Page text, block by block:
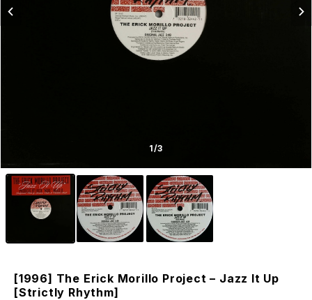
1/3
[1996] The Erick Morillo Project – Jazz It Up
[Strictly Rhythm]